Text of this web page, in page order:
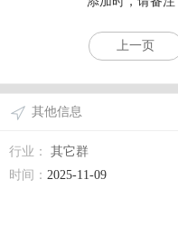
上一页
其他信息
行业： 其它群
时间： 2025-11-09